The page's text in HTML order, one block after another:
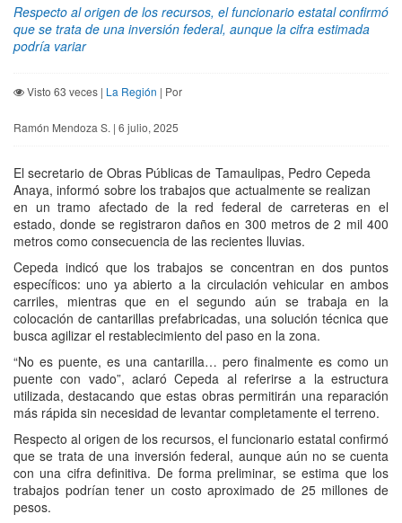
Respecto al origen de los recursos, el funcionario estatal confirmó
que se trata de una inversión federal, aunque la cifra estimada
podría variar
Visto 63 veces | La Región | Por
Ramón Mendoza S. | 6 julio, 2025
El secretario de Obras Públicas de Tamaulipas, Pedro Cepeda
Anaya, informó sobre los trabajos que actualmente se realizan
en un tramo afectado de la red federal de carreteras en el
estado, donde se registraron daños en 300 metros de 2 mil 400
metros como consecuencia de las recientes lluvias.
Cepeda indicó que los trabajos se concentran en dos puntos
específicos: uno ya abierto a la circulación vehicular en ambos
carriles, mientras que en el segundo aún se trabaja en la
colocación de cantarillas prefabricadas, una solución técnica que
busca agilizar el restablecimiento del paso en la zona.
“No es puente, es una cantarilla… pero finalmente es como un
puente con vado”, aclaró Cepeda al referirse a la estructura
utilizada, destacando que estas obras permitirán una reparación
más rápida sin necesidad de levantar completamente el terreno.
Respecto al origen de los recursos, el funcionario estatal confirmó
que se trata de una inversión federal, aunque aún no se cuenta
con una cifra definitiva. De forma preliminar, se estima que los
trabajos podrían tener un costo aproximado de 25 millones de
pesos.